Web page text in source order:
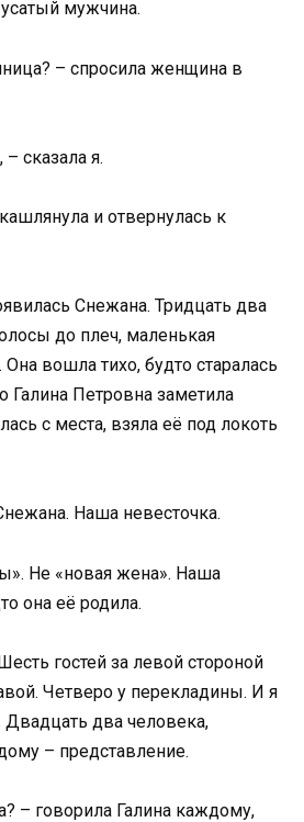
мужчина.
– спросила женщина в
сказала я.
и отвернулась к
Снежана. Тридцать два
до плеч, маленькая
вошла тихо, будто старалась
Галина Петровна заметила
с места, взяла её под локоть
Наша невесточка.
Не «новая жена». Наша
она её родила.
гостей за левой стороной
Четверо у перекладины. И я
два человека,
– представление.
– говорила Галина каждому,